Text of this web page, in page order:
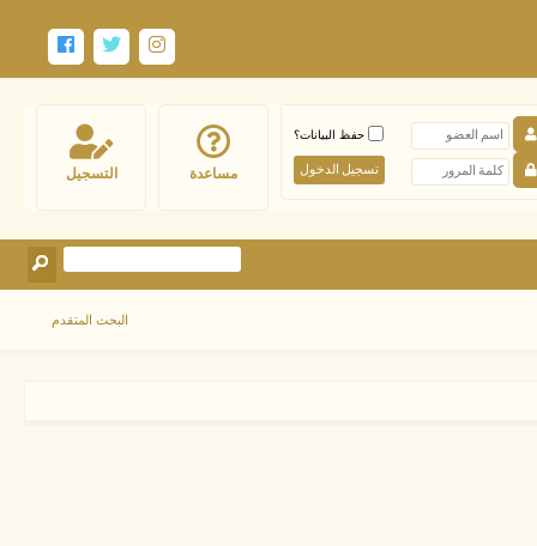
التسجيل مساعدة
حفظ البيانات؟
البحث المتقدم